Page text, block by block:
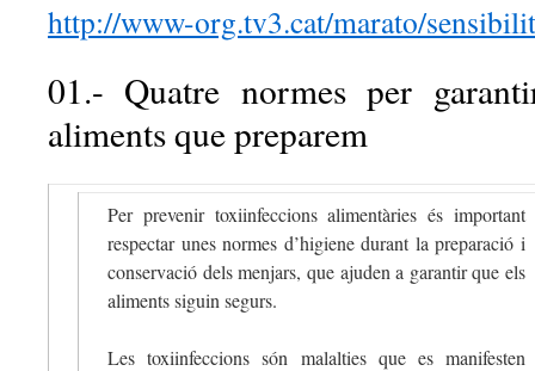
http://www-org.tv3.cat/marato/
01.- Quatre normes per
aliments que preparem
Per prevenir toxiinfeccions alimentàries és important
respectar unes normes d’higiene durant la preparació i
conservació dels menjars, que ajuden a garantir que els
aliments siguin segurs.
Les toxiinfeccions són malalties que es manifesten